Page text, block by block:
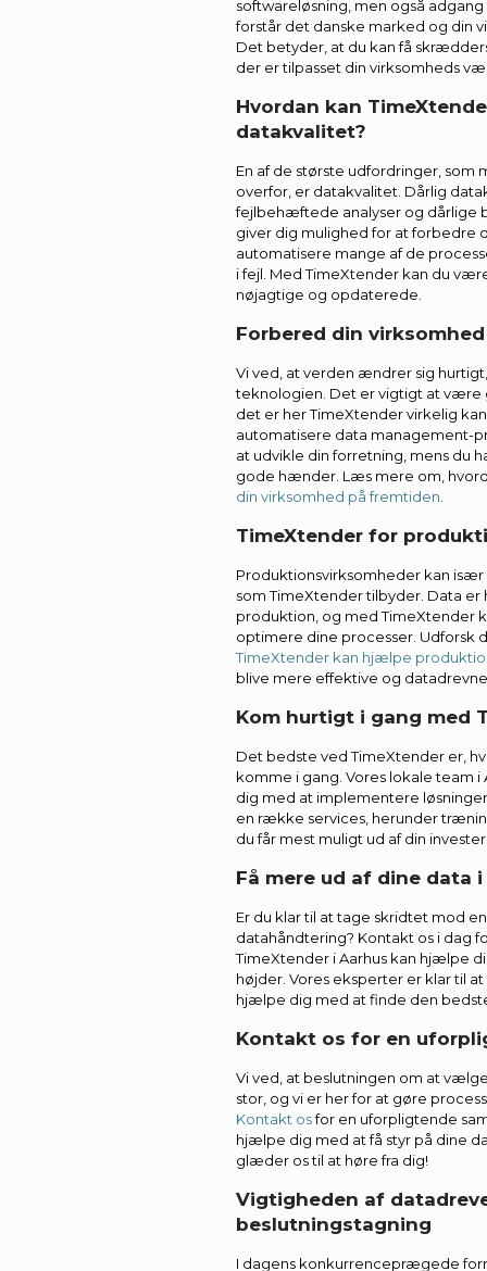
softwareløsning, men også
forstår det danske marked og din
Det betyder, at du kan få
der er tilpasset din virksomheds
Hvordan kan
datakvalitet?
En af de største udfordringer, som
overfor, er datakvalitet. Dårlig
fejlbehæftede analyser og dårlige
giver dig mulighed for at forbedre
automatisere mange af de
i fejl. Med TimeXtender kan du
nøjagtige og opdaterede.
Forbered din
Vi ved, at verden ændrer sig
teknologien. Det er vigtigt at være
det er her TimeXtender virkelig
automatisere data management-
at udvikle din forretning, mens du
gode hænder. Læs mere om,
din virksomhed på fremtiden
TimeXtender for
Produktionsvirksomheder kan
som TimeXtender tilbyder. Data
produktion, og med TimeXtender
optimere dine processer. Udforsk
TimeXtender kan hjælpe
blive mere effektive og
Kom hurtigt i gang med
Det bedste ved TimeXtender er,
komme i gang. Vores lokale team
dig med at implementere
en række services, herunder
du får mest muligt ud af din
Få mere ud af dine data
Er du klar til at tage skridtet mod
datahåndtering? Kontakt os i dag
TimeXtender i Aarhus kan hjælpe
højder. Vores eksperter er klar til
hjælpe dig med at finde den
Kontakt os for en
Vi ved, at beslutningen om at
stor, og vi er her for at gøre
Kontakt osfor en uforpligtende
hjælpe dig med at få styr på dine
glæder os til at høre fra dig!
Vigtigheden af
beslutningstagning
I dagens konkurrenceprægede